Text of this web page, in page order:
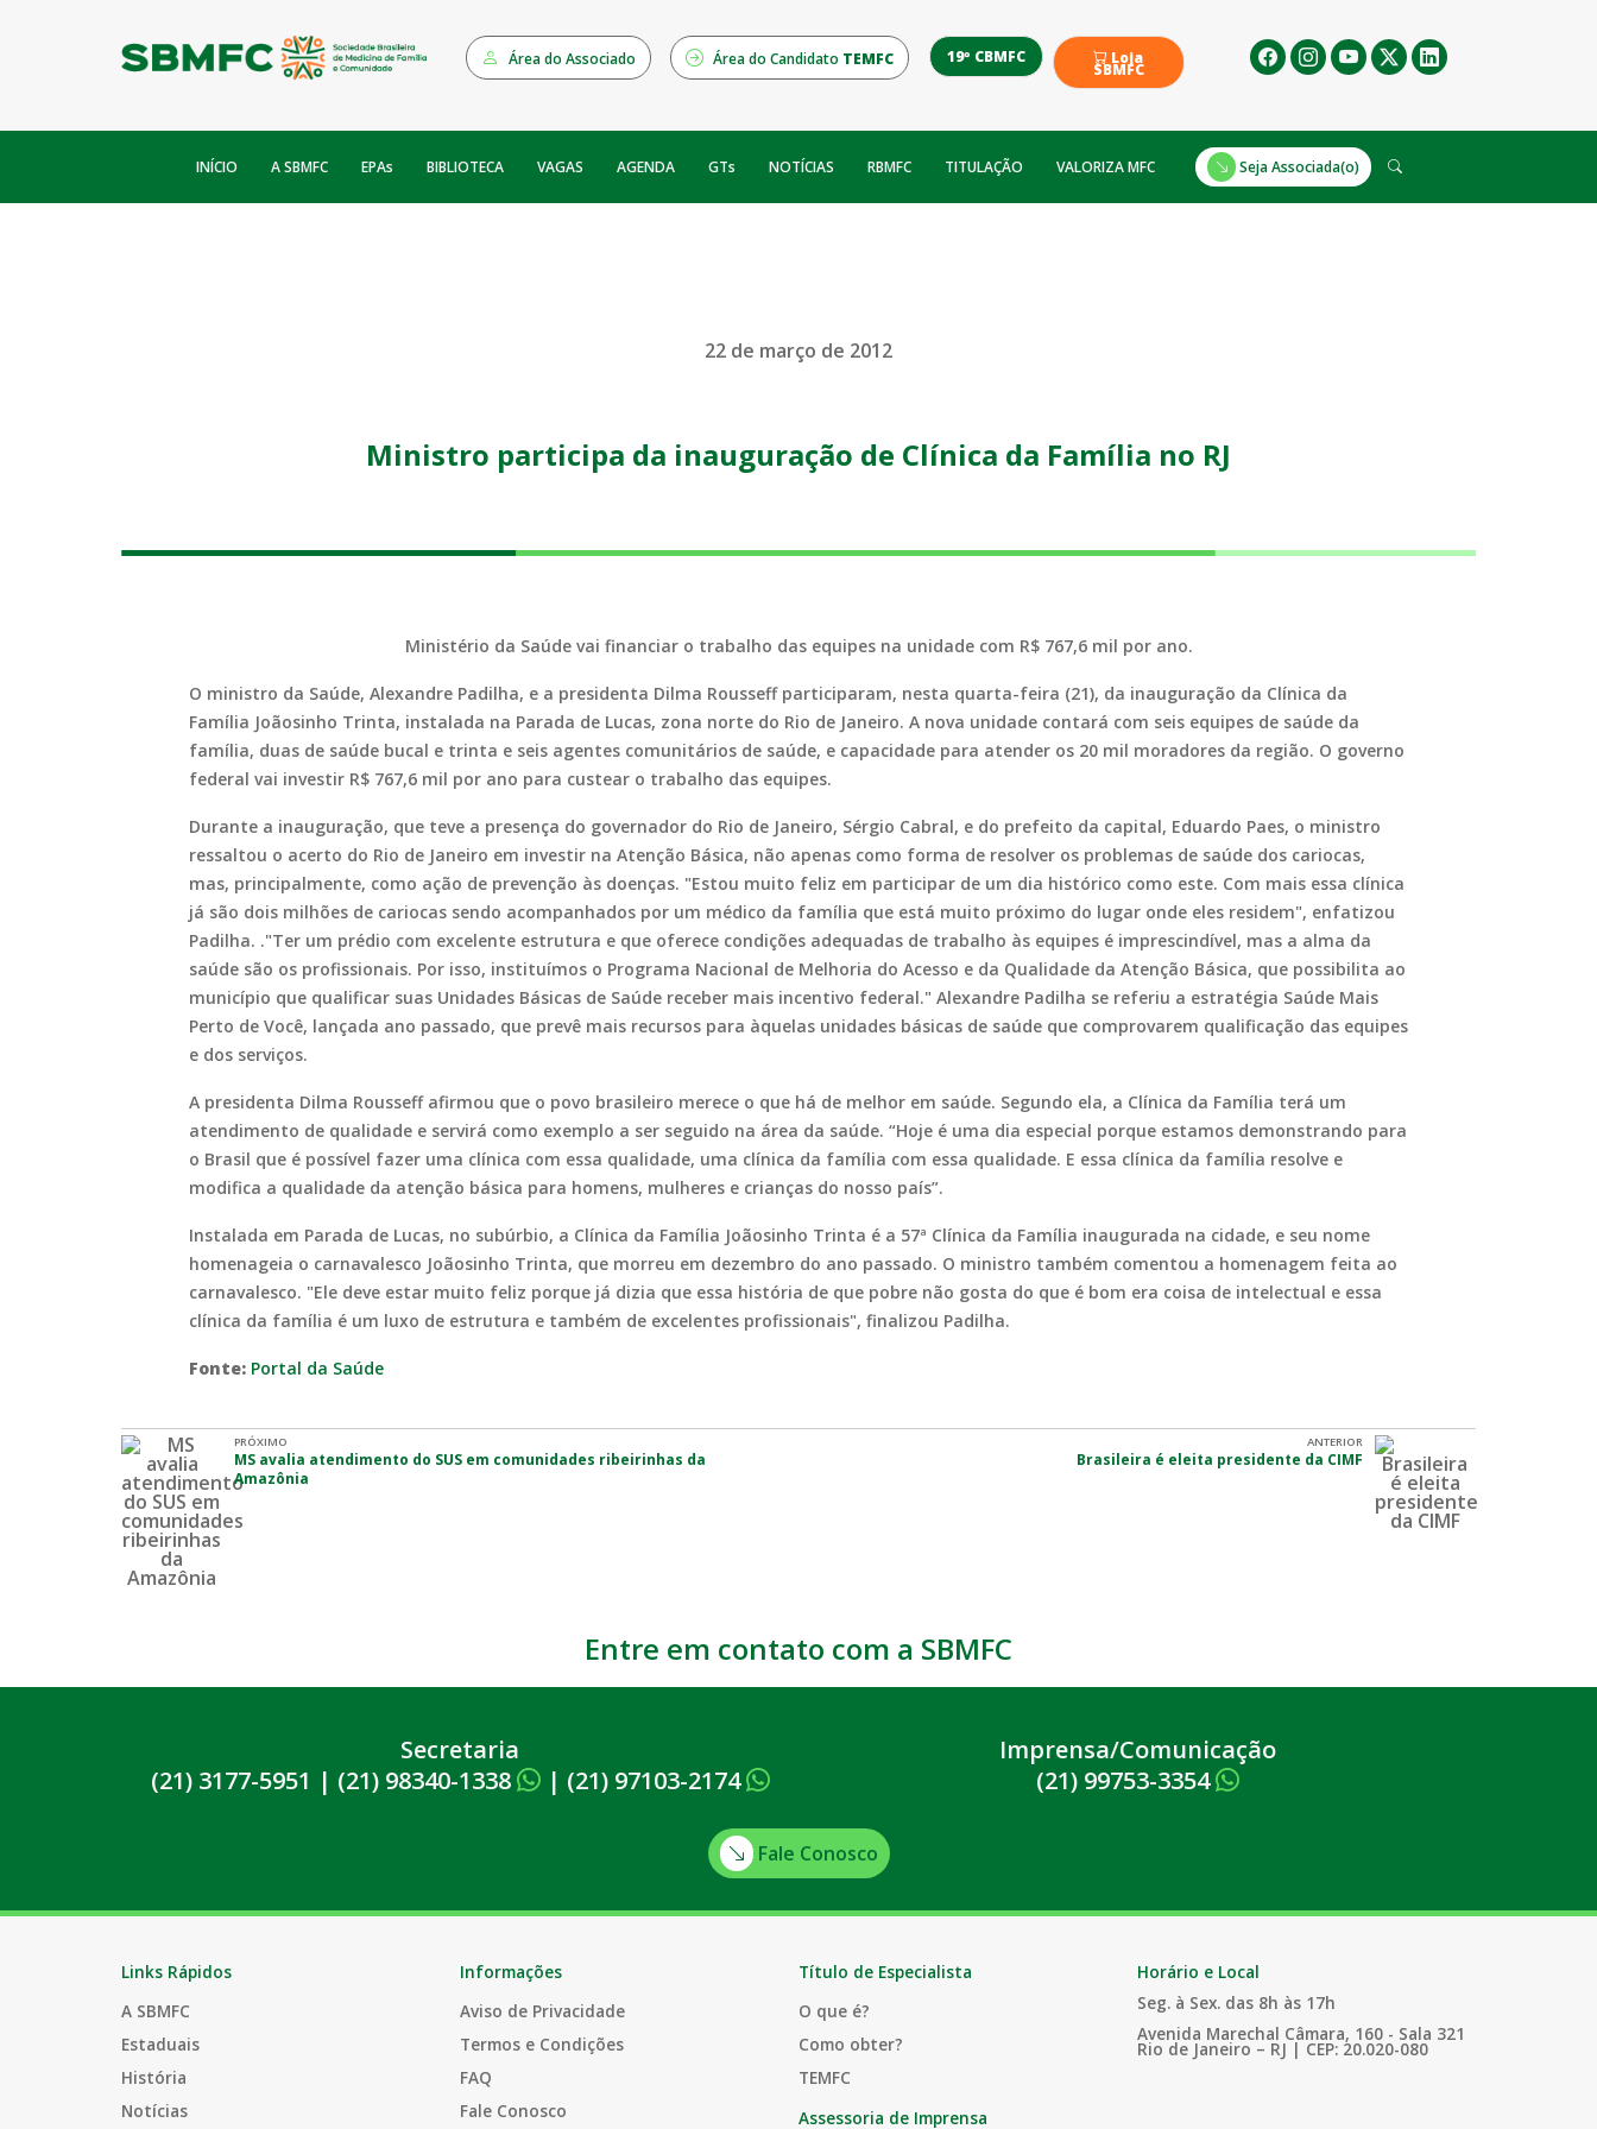
Área do Associado Área do Candidato TEMFC 19º CBMFC Loja
SBMFC
INÍCIO A SBMFC EPAs BIBLIOTECA VAGAS AGENDA GTs NOTÍCIAS RBMFC TITULAÇÃO VALORIZA MFC Seja Associada(o)
22 de março de 2012
Ministro participa da inauguração de Clínica da Família no RJ
Ministério da Saúde vai financiar o trabalho das equipes na unidade com R$ 767,6 mil por ano.
O ministro da Saúde, Alexandre Padilha, e a presidenta Dilma Rousseff participaram, nesta quarta-feira (21), da inauguração da Clínica da
Família Joãosinho Trinta, instalada na Parada de Lucas, zona norte do Rio de Janeiro. A nova unidade contará com seis equipes de saúde da
família, duas de saúde bucal e trinta e seis agentes comunitários de saúde, e capacidade para atender os 20 mil moradores da região. O governo
federal vai investir R$ 767,6 mil por ano para custear o trabalho das equipes.
Durante a inauguração, que teve a presença do governador do Rio de Janeiro, Sérgio Cabral, e do prefeito da capital, Eduardo Paes, o ministro
ressaltou o acerto do Rio de Janeiro em investir na Atenção Básica, não apenas como forma de resolver os problemas de saúde dos cariocas,
mas, principalmente, como ação de prevenção às doenças. "Estou muito feliz em participar de um dia histórico como este. Com mais essa clínica
já são dois milhões de cariocas sendo acompanhados por um médico da família que está muito próximo do lugar onde eles residem", enfatizou
Padilha. ."Ter um prédio com excelente estrutura e que oferece condições adequadas de trabalho às equipes é imprescindível, mas a alma da
saúde são os profissionais. Por isso, instituímos o Programa Nacional de Melhoria do Acesso e da Qualidade da Atenção Básica, que possibilita ao
município que qualificar suas Unidades Básicas de Saúde receber mais incentivo federal." Alexandre Padilha se referiu a estratégia Saúde Mais
Perto de Você, lançada ano passado, que prevê mais recursos para àquelas unidades básicas de saúde que comprovarem qualificação das equipes
e dos serviços.
A presidenta Dilma Rousseff afirmou que o povo brasileiro merece o que há de melhor em saúde. Segundo ela, a Clínica da Família terá um
atendimento de qualidade e servirá como exemplo a ser seguido na área da saúde. “Hoje é uma dia especial porque estamos demonstrando para
o Brasil que é possível fazer uma clínica com essa qualidade, uma clínica da família com essa qualidade. E essa clínica da família resolve e
modifica a qualidade da atenção básica para homens, mulheres e crianças do nosso país”.
Instalada em Parada de Lucas, no subúrbio, a Clínica da Família Joãosinho Trinta é a 57ª Clínica da Família inaugurada na cidade, e seu nome
homenageia o carnavalesco Joãosinho Trinta, que morreu em dezembro do ano passado. O ministro também comentou a homenagem feita ao
carnavalesco. "Ele deve estar muito feliz porque já dizia que essa história de que pobre não gosta do que é bom era coisa de intelectual e essa
clínica da família é um luxo de estrutura e também de excelentes profissionais", finalizou Padilha.
Fonte: Portal da Saúde
PRÓXIMO
MS avalia atendimento do SUS em comunidades ribeirinhas da
Amazônia
ANTERIOR
Brasileira é eleita presidente da CIMF
Entre em contato com a SBMFC
Secretaria
(21) 3177-5951 | (21) 98340-1338 | (21) 97103-2174
Imprensa/Comunicação
(21) 99753-3354
Fale Conosco
Links Rápidos
A SBMFC
Estaduais
História
Notícias
Informações
Aviso de Privacidade
Termos e Condições
FAQ
Fale Conosco
Título de Especialista
O que é?
Como obter?
TEMFC
Assessoria de Imprensa
Horário e Local
Seg. à Sex. das 8h às 17h
Avenida Marechal Câmara, 160 - Sala 321
Rio de Janeiro – RJ | CEP: 20.020-080